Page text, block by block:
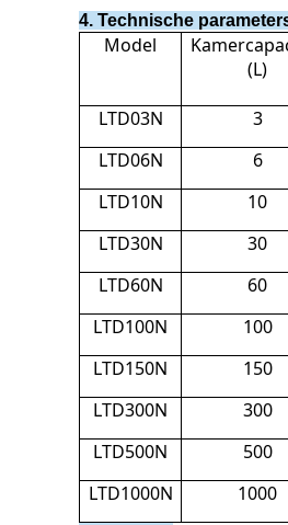
4. Technische
Model
(L)
LTD03N
3
LTD06N
6
LTD10N
10
LTD30N
30
LTD60N
60
LTD100N
100
LTD150N
150
LTD300N
300
LTD500N
500
LTD1000N
1000